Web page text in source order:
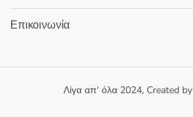
Επικοινωνία
Λίγα απ' όλα 2024, Created by